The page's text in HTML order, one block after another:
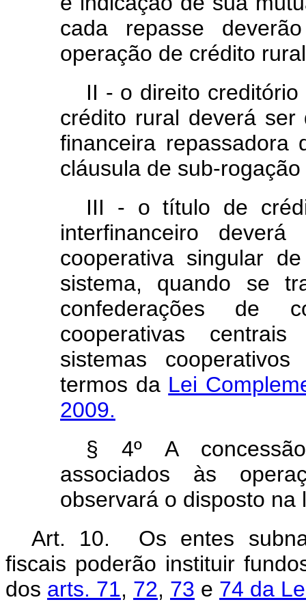
cada repasse
operação de crédito
II - o direito
crédito rural deverá
financeira
cláusula de sub-
III - o título de
interfinanceiro
cooperativa singular
sistema, quando se
confederações de
cooperativas
sistemas
termos da Lei
2009.
§ 4º A
associados às
observará o disposto na
Art. 10. Os entes
fiscais poderão instituir
dos arts. 71, 72, 73 e 74 da